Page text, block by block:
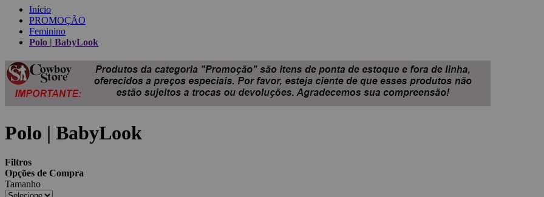
Início
PROMOÇÃO
Feminino
Polo | BabyLook
Polo | BabyLook
Filtros
Opções de Compra
Tamanho